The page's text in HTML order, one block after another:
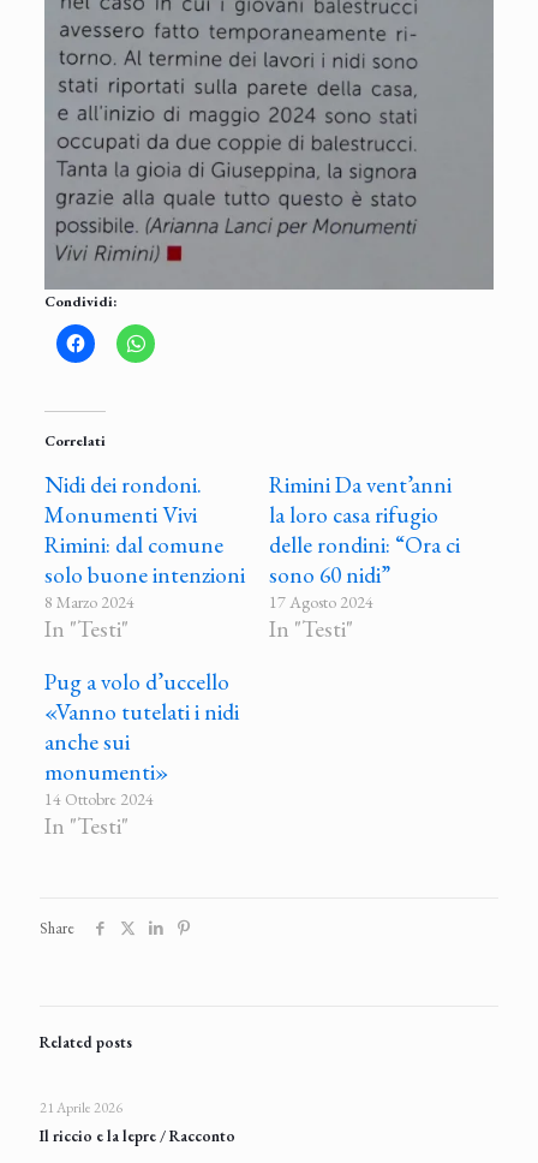
Condividi:
Correlati
Nidi dei rondoni.
Monumenti Vivi
Rimini: dal comune
solo buone intenzioni
8 Marzo 2024
In "Testi"
Rimini Da vent’anni
la loro casa rifugio
delle rondini: “Ora ci
sono 60 nidi”
17 Agosto 2024
In "Testi"
Pug a volo d’uccello
«Vanno tutelati i nidi
anche sui
monumenti»
14 Ottobre 2024
In "Testi"
Share
Related posts
21 Aprile 2026
Il riccio e la lepre / Racconto